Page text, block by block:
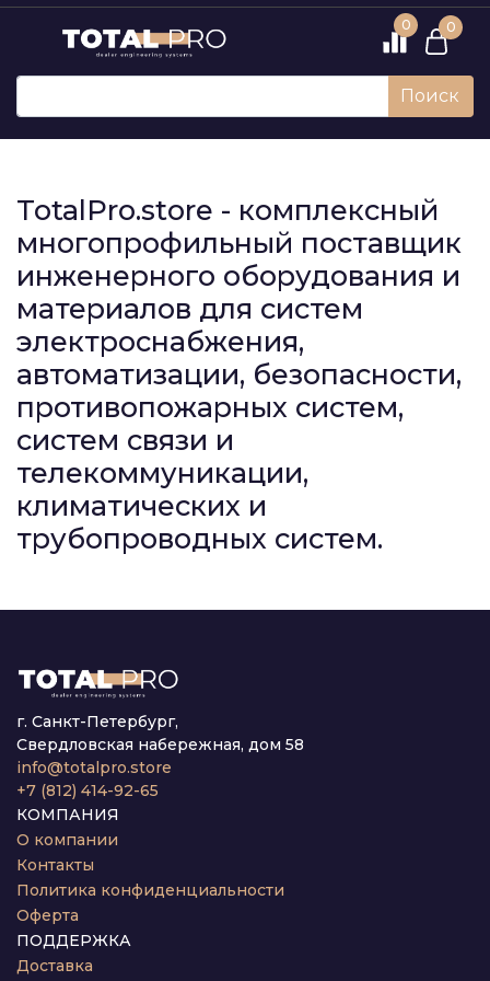
0 0
Поиск
TotalPro.store - комплексный
многопрофильный поставщик
инженерного оборудования и
материалов для систем
электроснабжения,
автоматизации, безопасности,
противопожарных систем,
систем связи и
телекоммуникации,
климатических и
трубопроводных систем.
г. Санкт-Петербург,
Свердловская набережная, дом 58
info@totalpro.store
+7 (812) 414-92-65
КОМПАНИЯ
О компании
Контакты
Политика конфиденциальности
Оферта
ПОДДЕРЖКА
Доставка